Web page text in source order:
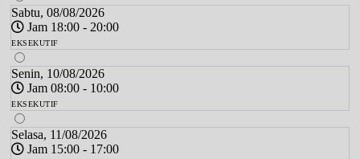
Sabtu, 08/08/2026
Jam 18:00 - 20:00
EKSEKUTIF
Senin, 10/08/2026
Jam 08:00 - 10:00
EKSEKUTIF
Selasa, 11/08/2026
Jam 15:00 - 17:00